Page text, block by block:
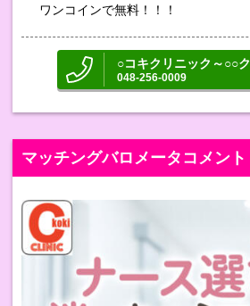
ワンコインで無料！！！
048-256-0009
マッチングバロメータコメント